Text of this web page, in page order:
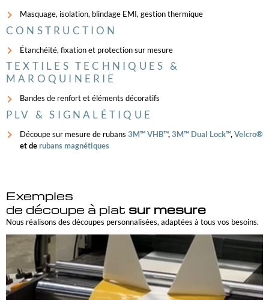
Masquage, isolation, blindage EMI, gestion thermique
CONSTRUCTION
Étanchéité, fixation et protection sur mesure
TEXTILES TECHNIQUES &
MAROQUINERIE
Bandes de renfort et éléments décoratifs
PLV & SIGNALÉTIQUE
Découpe sur mesure de rubans 3M™ VHB™,3M™ Dual Lock™,Velcro®
et de rubans magnétiques
Exemples
de découpe à plat sur mesure
Nous réalisons des découpes personnalisées, adaptées à tous vos besoins.